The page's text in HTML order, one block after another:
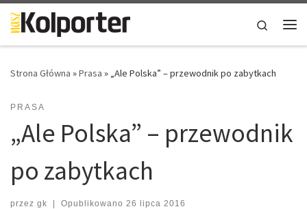
Skip to content
Search
Strona Główna »Prasa » „Ale Polska” – przewodnik po zabytkach
PRASA
„Ale Polska” – przewodnik
po zabytkach
przez gk | Opublikowano 26 lipca 2016